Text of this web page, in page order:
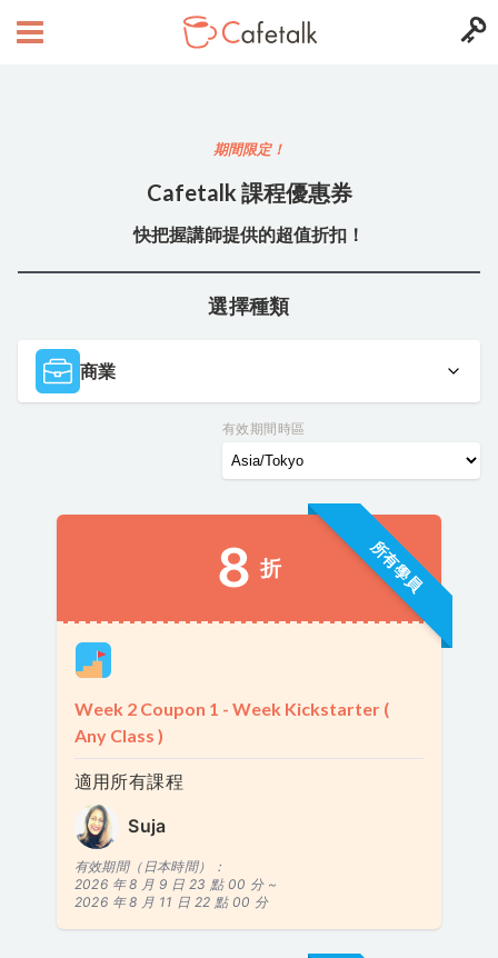
期間限定！
Cafetalk 課程優惠券
快把握講師提供的超值折扣！
選擇種類
商業
有效期間時區
所有學員
8 折
Week 2 Coupon 1 - Week Kickstarter (
Any Class )
適用所有課程
Suja
有效期間（日本時間）：
2026 年 8 月 9 日 23 點 00 分 ~
2026 年 8 月 11 日 22 點 00 分